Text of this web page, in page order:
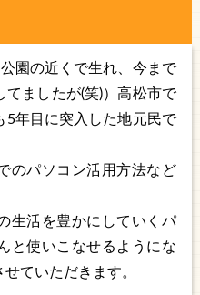
園の近くで生れ、今まで
てましたが(笑)）高松市で
5年目に突入した地元民で
のパソコン活用方法など
生活を豊かにしていくパ
と使いこなせるようにな
ていただきます。